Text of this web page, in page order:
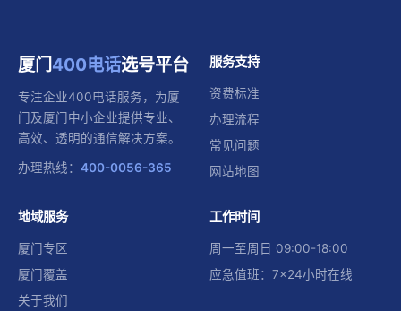
厦门400电话选号平台
专注企业400电话服务，为厦
门及厦门中小企业提供专业、
高效、透明的通信解决方案。
办理热线： 400-0056-365
服务支持
资费标准
办理流程
常见问题
网站地图
地域服务
厦门专区
厦门覆盖
关于我们
工作时间
周一至周日 09:00-18:00
应急值班：7×24小时在线